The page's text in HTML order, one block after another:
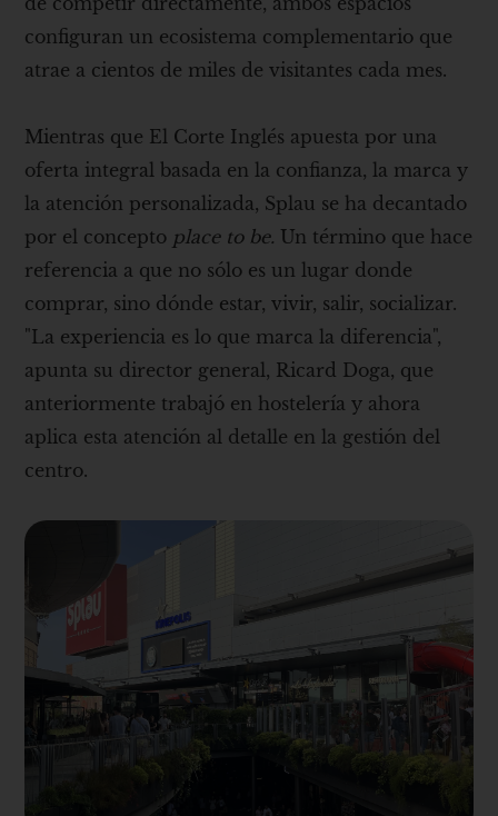
configuran un ecosistema complementario que
atrae a cientos de miles de visitantes cada mes.
Mientras que El Corte Inglés apuesta por una
oferta integral basada en la confianza, la marca y
la atención personalizada, Splau se ha decantado
por el concepto place to be. Un término que hace
referencia a que no sólo es un lugar donde
comprar, sino dónde estar, vivir, salir, socializar.
"La experiencia es lo que marca la diferencia",
apunta su director general, Ricard Doga, que
anteriormente trabajó en hostelería y ahora
aplica esta atención al detalle en la gestión del
centro.